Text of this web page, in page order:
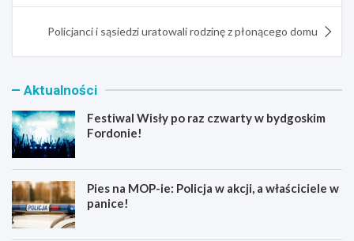
Policjanci i sąsiedzi uratowali rodzinę z płonącego domu
Aktualności
Festiwal Wisły po raz czwarty w bydgoskim
Fordonie!
Pies na MOP-ie: Policja w akcji, a właściciele w
panice!